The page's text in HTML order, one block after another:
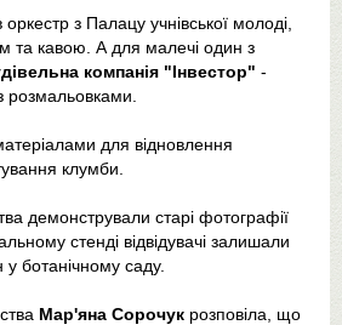
оркестр з Палацу учнівської молоді,
та кавою. А для малечі один з
компанія "Інвестор" -
розмальовками.
для відновлення
клумби.
демонстрували старі фотографії
стенді відвідувачі залишали
ботанічному саду.
Мар'яна Сорочук розповіла, що